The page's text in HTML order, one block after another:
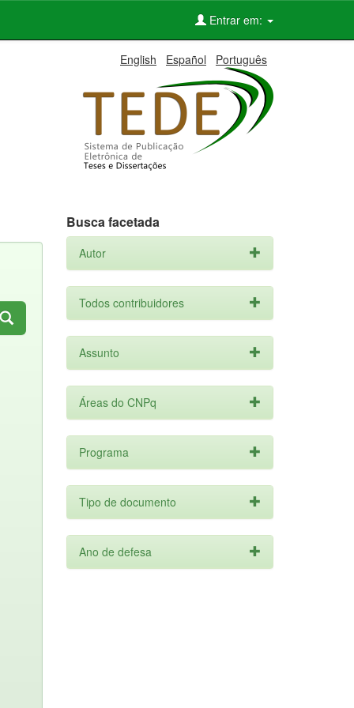
Entrar em:
English Español Português
Busca facetada
Autor
Todos contribuidores
Assunto
Áreas do CNPq
Programa
Tipo de documento
Ano de defesa